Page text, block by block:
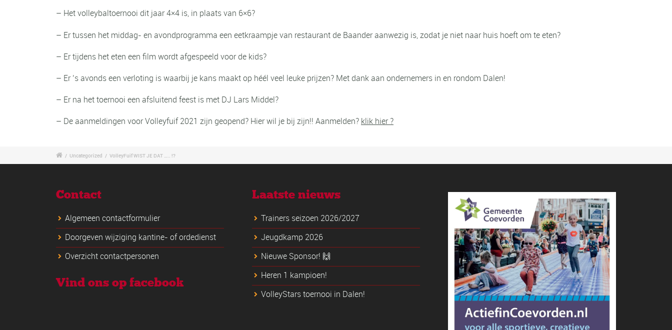
– Het volleybaltoernooi dit jaar 4×4 is, in plaats van 6×6?
– Er tussen het middag- en avondprogramma een eetkraampje van restaurant de Baander aanwezig is, zodat je niet naar huis hoeft om te eten?
– Er tijdens het eten een film wordt afgespeeld voor de kids?
– Er ’s avonds een verloting is waarbij je kans maakt op héél veel leuke prijzen? Met dank aan ondernemers in en rondom Dalen!
– Er na het toernooi een afsluitend feest is met DJ Lars Middel?
– De aanmeldingen voor Volleyfuif 2021 zijn geopend? Hier wil je bij zijn!! Aanmelden? klik hier ?
/ Uncategorized / VolleyFuif WIST JE DAT ….. !?
Contact
Algemeen contactformulier
Doorgeven wijziging kantine- of ordedienst
Overzicht contactpersonen
Vind ons op facebook
Laatste nieuws
Trainers seizoen 2026/2027
Jeugdkamp 2026
Nieuwe Sponsor! 🙌
Heren 1 kampioen!
VolleyStars toernooi in Dalen!